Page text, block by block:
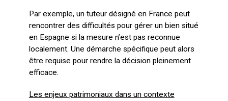
Par exemple, un tuteur désigné en France peut
rencontrer des difficultés pour gérer un bien situé
en Espagne si la mesure n’est pas reconnue
localement. Une démarche spécifique peut alors
être requise pour rendre la décision pleinement
efficace.
Les enjeux patrimoniaux dans un contexte